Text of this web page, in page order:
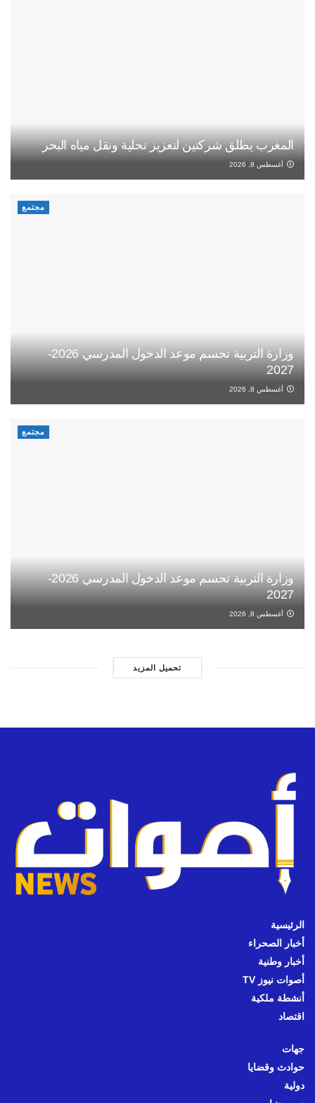
المغرب يطلق شركتين لتعزيز تحلية ونقل مياه البحر
أغسطس 8, 2026
مجتمع
وزارة التربية تحسم موعد الدخول المدرسي 2026-
2027
أغسطس 8, 2026
مجتمع
وزارة التربية تحسم موعد الدخول المدرسي 2026-
2027
أغسطس 8, 2026
تحميل المزيد
الرئيسية
أخبار الصحراء
أخبار وطنية
أصوات نيوز TV
أنشطة ملكية
اقتصاد
جهات
حوادث وقضايا
دولية